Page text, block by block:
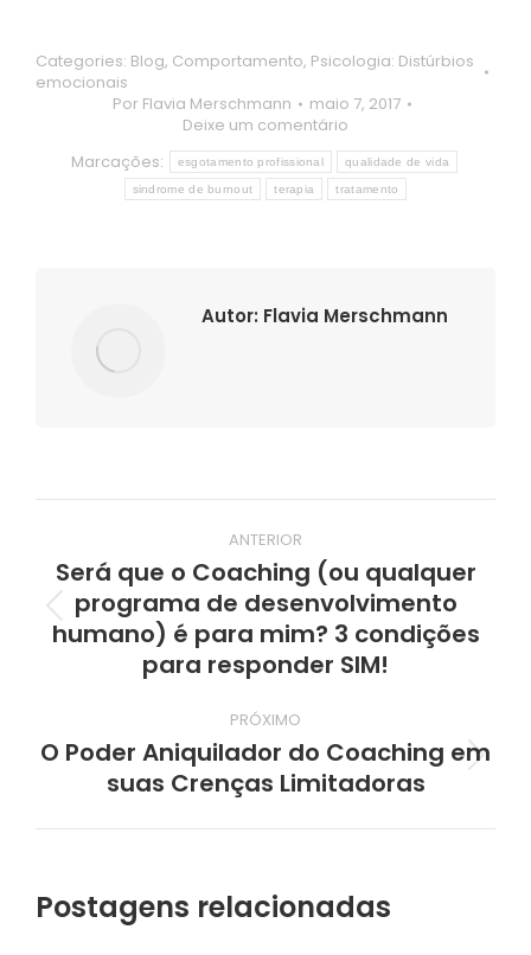
Categories: Blog, Comportamento, Psicologia: Distúrbios
emocionais
Por Flavia Merschmann
maio 7, 2017
Deixe um comentário
Marcações:
esgotamento profissional qualidade de vida
sindrome de burnout terapia tratamento
Autor: Flavia Merschmann
Navegação
de
post:
ANTERIOR
Post
anterior:
Será que o Coaching (ou qualquer
programa de desenvolvimento
humano) é para mim? 3 condições
para responder SIM!
PRÓXIMO
Próximo
post:
O Poder Aniquilador do Coaching em
suas Crenças Limitadoras
Postagens relacionadas